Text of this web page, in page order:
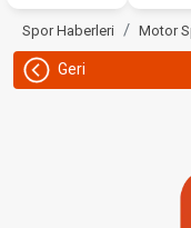
Spor Haberleri Motor
Geri